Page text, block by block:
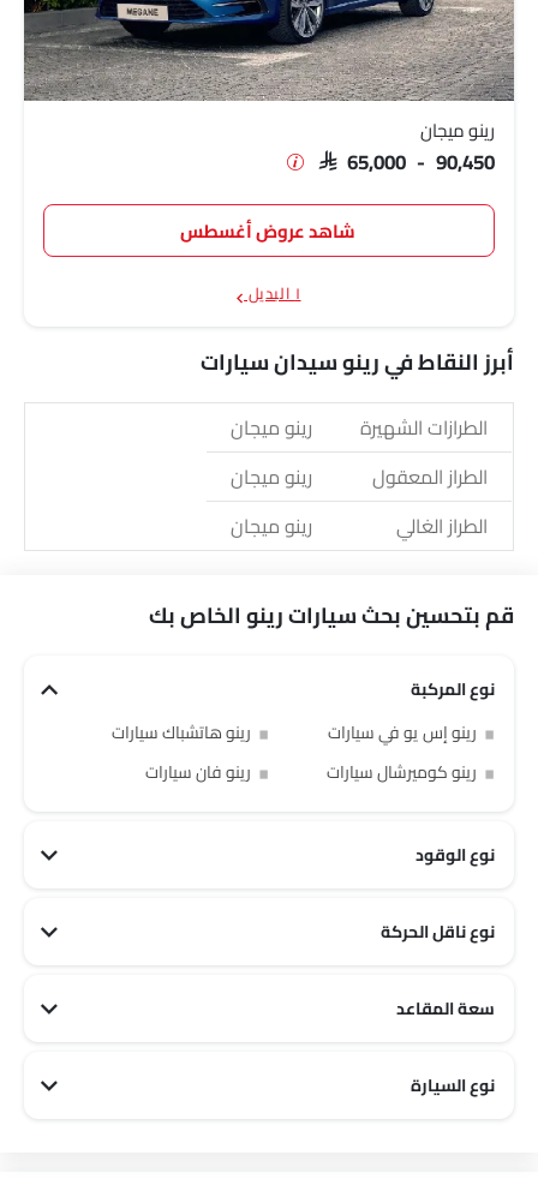
رينو ميجان
SAR 65,000 - 90,450
شاهد عروض أغسطس
١ البديل
أبرز النقاط في رينو سيدان سيارات
الطرازات الشهيرة
رينو ميجان
الطراز المعقول
رينو ميجان
الطراز الغالي
رينو ميجان
قم بتحسين بحث سيارات رينو الخاص بك
نوع المركبة
رينو إس يو في سيارات
رينو هاتشباك سيارات
رينو كوميرشال سيارات
رينو فان سيارات
نوع الوقود
نوع ناقل الحركة
سعة المقاعد
نوع السيارة